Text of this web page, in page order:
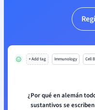
+ Add tag Immunology Cell
¿Por qué en alemán
sustantivos se